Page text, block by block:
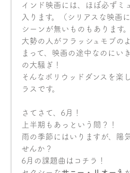
インド映画には、ほぼ必ずミ
入ります。（シリアスな映画
シーンが無いものもあります。
大勢の人がフラッシュモブの
まって、映画の途中なのにい
の大騒ぎ！
そんなボリウッドダンスを楽
ラスです。
さてさて、6月！
上半期もあっという間？！
雨の季節にはいりますが、陽
せんか？
6月の課題曲はコチラ！